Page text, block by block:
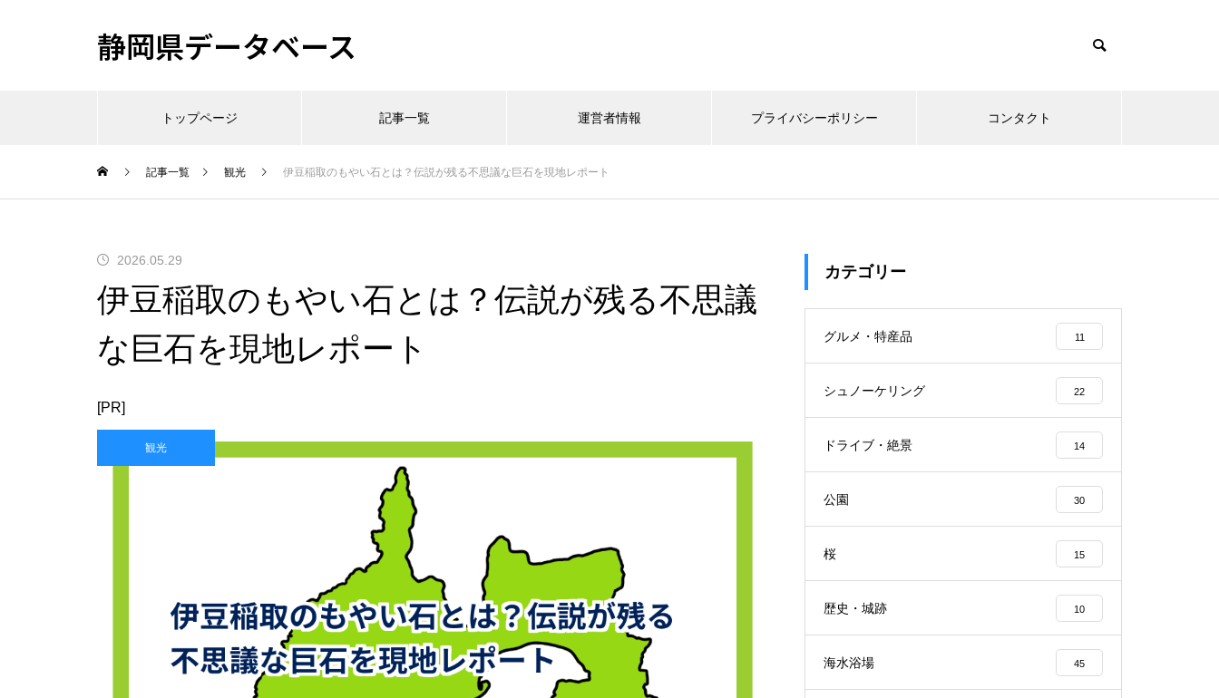
静岡県データベース
トップページ 記事一覧 運営者情報 プライバシーポリシー コンタクト
記事一覧 観光 伊豆稲取のもやい石とは？伝説が残る不思議な巨石を現地レポート
2026.05.29
伊豆稲取のもやい石とは？伝説が残る不思議
な巨石を現地レポート
[PR]
観光
カテゴリー
グルメ・特産品 11
シュノーケリング 22
ドライブ・絶景 14
公園 30
桜 15
歴史・城跡 10
海水浴場 45